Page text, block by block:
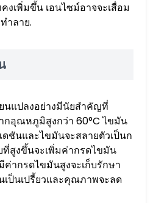
งเพิ่มขึ้น เอนไซม์อาจจะเสื่อม
ำลาย.
นแปลงอย่างมีนัยสำคัญที่
อุณหภูมิสูงกว่า 60°C ไขมัน
ชันและไขมันจะสลายตัวเป็นก
สูงขึ้นจะเพิ่มค่ากรดไขมัน
ากรดไขมันสูงจะเก็บรักษา
เป็นเปรี้ยวและคุณภาพจะลด